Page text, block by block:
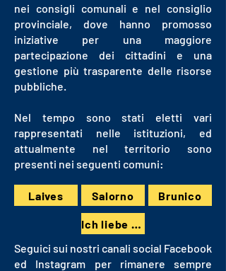
nei consigli comunali e nel consiglio
provinciale, dove hanno promosso
iniziative per una maggiore
partecipazione dei cittadini e una
gestione più trasparente delle risorse
pubbliche.
Nel tempo sono stati eletti vari
rappresentati nelle istituzioni, ed
attualmente nel territorio sono
presenti nei seguenti comuni:
Laives Salorno Brunico
Ich liebe Brunico
Seguici sui nostri canali social Facebook
ed Instagram per rimanere sempre